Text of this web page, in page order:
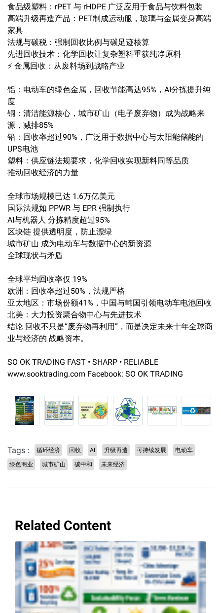
食品级塑料：rPET 与 rHDPE 广泛应用于食品与饮料包装
高端升级再造产品：PET制成运动服，玻璃与金属变身高端
家具
法规与碳税：强制回收比例与碳足迹核算
先进回收技术：化学回收让复杂塑料重获纯净原料
⚡ 金属回收：从废料场到战略产业
铝：电动车的绿色金属，回收节能高达95%，AI分拣提升纯
度
铜：清洁能源核心，城市矿山（电子废弃物）成为战略来
源，减排85%
铅：回收率超过90%，广泛用于数据中心与太阳能储能的
UPS电池
塑料：供应链法规要求，化学回收实现新料同等品质
推动回收经济的力量
全球市场规模已达 1.6万亿美元
国际法规如 PPWR 与 EPR 强制执行
AI与机器人 分拣精度超过95%
区块链 提供透明度，防止漂绿
城市矿山 成为电动车与数据中心的新资源
全球现状与矛盾
全球平均回收率仅 19%
欧洲：回收率超过50%，法规严格
亚太地区：市场份额41%，中国与韩国引领电动车电池回收
北美：大力投资聚合物中心与先进技术
结论 回收不只是“废弃物再利用”，而是决定未来十年全球商
业与经济的 战略资本。
SO OK TRADING FAST • SHARP • RELIABLE
www.sooktrading.com Facebook: SO OK TRADING
Tags : 循环经济 回收 AI 升级再造 可持续发展 电动车
绿色商业 城市矿山 碳中和 未来经济
Related Content